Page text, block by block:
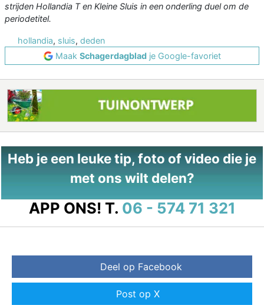
strijden Hollandia T en Kleine Sluis in een onderling duel om de
periodetitel.
hollandia, sluis, deden
Maak Schagerdagbladje Google-favoriet
Heb je een leuke tip, foto of video die je
met ons wilt delen?
APP ONS! T. 06 - 574 71 321
Deel op Facebook
Post op X